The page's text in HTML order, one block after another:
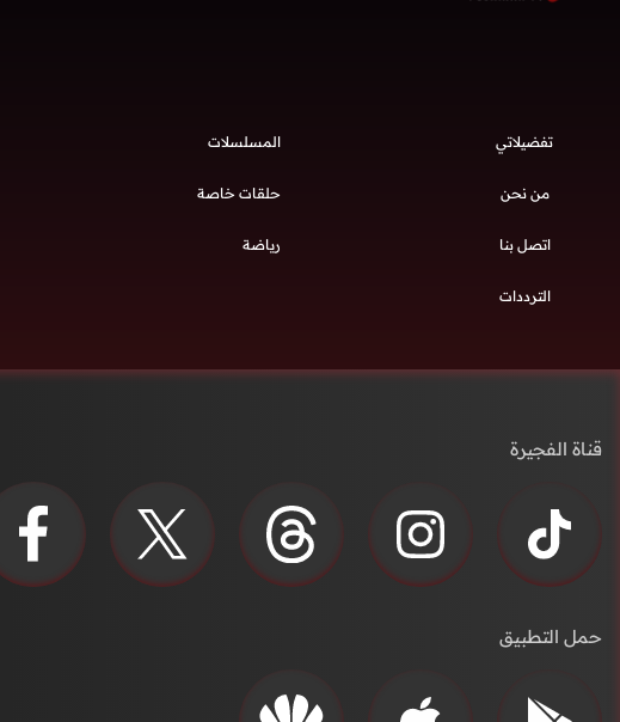
تفضيلاتي
من نحن
اتصل بنا
الترددات
المسلسلات
حلقات خاصة
رياضة
قناة الفجيرة
حمل التطبيق